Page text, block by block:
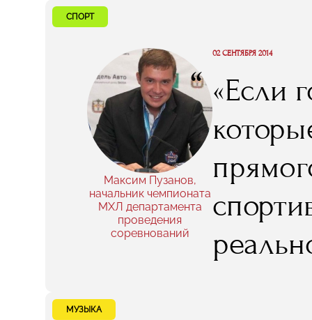
вы
какие
СПОРТ
Максим Пузанов,
начальник чемпионата
МХЛ департамента
проведения
соревнований
“
02 СЕНТЯБРЯ 2014
«Если
МУЗЫКА